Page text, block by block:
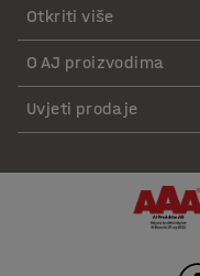
Otkriti više
O AJ proizvodima
Uvjeti prodaje